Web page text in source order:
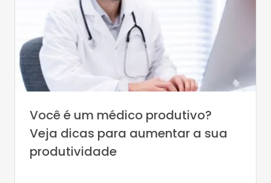
Você é um médico produtivo?
Veja dicas para aumentar a sua
produtividade